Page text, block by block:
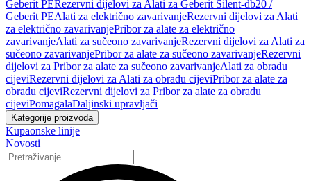
Geberit PERezervni dijelovi za Alati za Geberit Silent-db20 /
Geberit PEAlati za električno zavarivanjeRezervni dijelovi za Alati
za električno zavarivanjePribor za alate za električno
zavarivanjeAlati za sučeono zavarivanjeRezervni dijelovi za Alati za
sučeono zavarivanjePribor za alate za sučeono zavarivanjeRezervni
dijelovi za Pribor za alate za sučeono zavarivanjeAlati za obradu
cijeviRezervni dijelovi za Alati za obradu cijeviPribor za alate za
obradu cijeviRezervni dijelovi za Pribor za alate za obradu
cijeviPomagalaDaljinski upravljači
Kategorije proizvoda
Kupaonske linije
Novosti